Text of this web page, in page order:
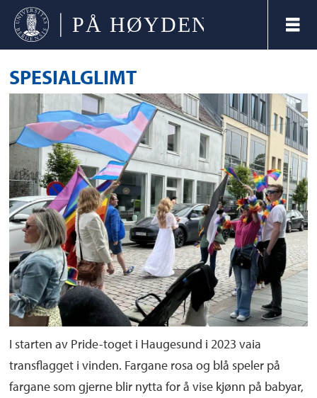
SPESIALGLIMT
I starten av Pride-toget i Haugesund i 2023 vaia
transflagget i vinden. Fargane rosa og blå speler på
fargane som gjerne blir nytta for å vise kjønn på babyar,